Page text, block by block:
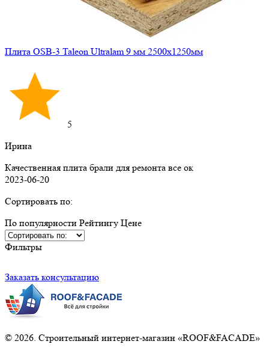
Плита OSB-3 Taleon Ultralam 9 мм 2500х1250мм
5
Ирина
Качественная плита брали для ремонта все ок
2023-06-20
Сортировать по:
По популярности Рейтингу Ценe
Фильтры
Заказать консультацию
© 2026. Строительный интернет-магазин «ROOF&FACADE»